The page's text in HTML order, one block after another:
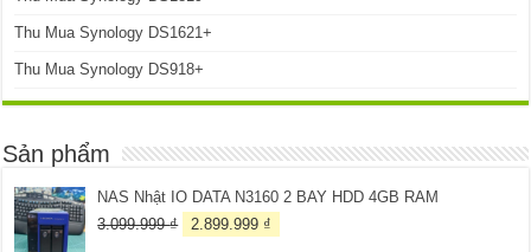
Thu Mua Synology DS1621+
Thu Mua Synology DS918+
Sản phẩm
NAS Nhật IO DATA N3160 2 BAY HDD 4GB RAM
3.099.999₫
Giá
2.899.999 ₫